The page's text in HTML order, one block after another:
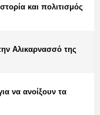
και πολιτισμός
Αλικαρνασσό της
να ανοίξουν τα